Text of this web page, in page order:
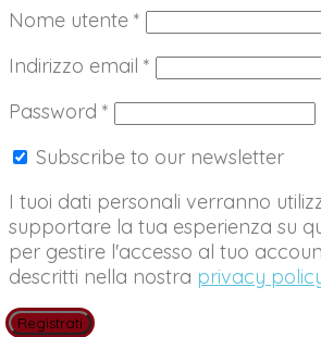
Nome utente * Richiesto
Indirizzo email * Richiesto
Password * Richiesto
Subscribe to our newsletter
I tuoi dati personali verranno
supportare la tua esperienza su
per gestire l'accesso al tuo
descritti nella nostra privacy
Registrati